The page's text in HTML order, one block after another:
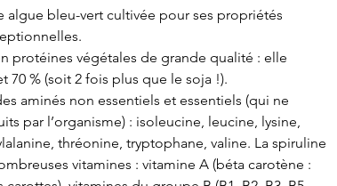
algue bleu-vert cultivée pour ses propriétés
protéines végétales de grande qualité : elle
70 % (soit 2 fois plus que le soja !).
aminés non essentiels et essentiels (qui ne
par l’organisme) : isoleucine, leucine, lysine,
thréonine, tryptophane, valine. La spiruline
vitamines : vitamine A (béta carotène :